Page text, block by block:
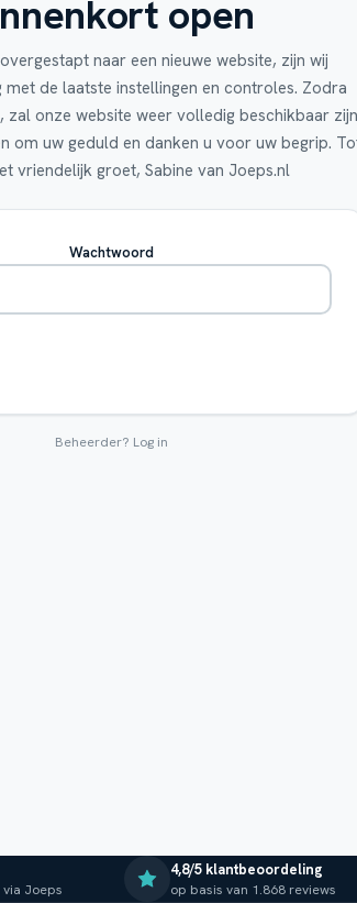
open
naar een nieuwe website, zijn wij
de laatste instellingen en controles. Zodra
zal onze website weer volledig beschikbaar
om uw geduld en danken u voor uw begrip.
vriendelijk groet, Sabine van Joeps.nl
Wachtwoord
Beheerder? Log in
Joeps
4,8/5 klantbeoordeling
op basis van 1.868 reviews